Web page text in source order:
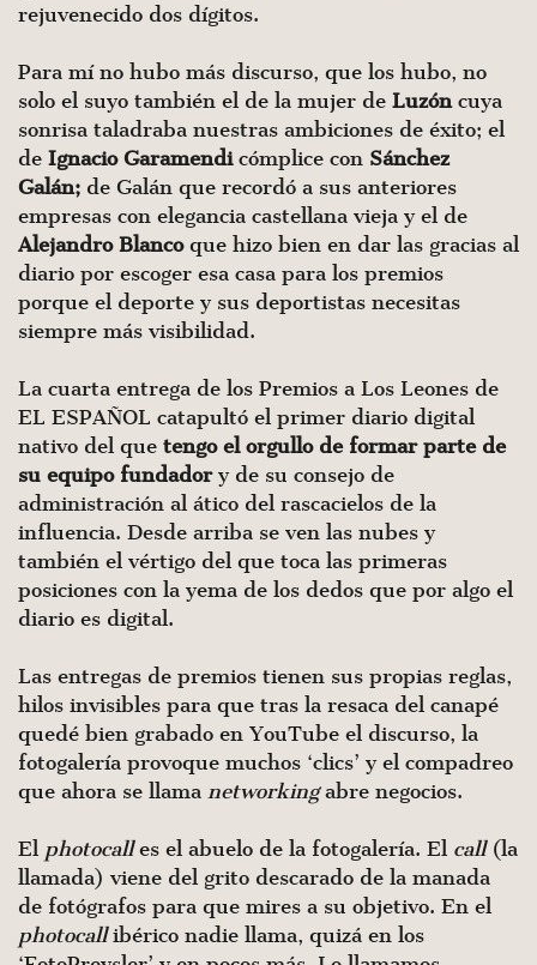
rejuvenecido dos dígitos.
Para mí no hubo más discurso, que los hubo, no
solo el suyo también el de la mujer de Luzóncuya
sonrisa taladraba nuestras ambiciones de éxito; el
de Ignacio Garamendicómplice con Sánchez
Galán; de Galán que recordó a sus anteriores
empresas con elegancia castellana vieja y el de
Alejandro Blancoque hizo bien en dar las gracias al
diario por escoger esa casa para los premios
porque el deporte y sus deportistas necesitas
siempre más visibilidad.
La cuarta entrega de los Premios a Los Leones de
EL ESPAÑOL catapultó el primer diario digital
nativo del que tengo el orgullo de formar parte de
su equipo fundadory de su consejo de
administración al ático del rascacielos de la
influencia. Desde arriba se ven las nubes y
también el vértigo del que toca las primeras
posiciones con la yema de los dedos que por algo el
diario es digital.
Las entregas de premios tienen sus propias reglas,
hilos invisibles para que tras la resaca del canapé
quedé bien grabado en YouTube el discurso, la
fotogalería provoque muchos ‘clics’ y el compadreo
que ahora se llama networkingabre negocios.
El photocalles el abuelo de la fotogalería. El call(la
llamada) viene del grito descarado de la manada
de fotógrafos para que mires a su objetivo. En el
photocallibérico nadie llama, quizá en los